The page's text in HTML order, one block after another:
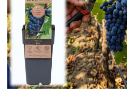
Bulbi de Echinacea
Bulbi de Frezie
Bulbi de Fritillaria
Bulbi de Gaillardia (Kokarda)
Bulbi de Gladiole
Bulbi de Irisi - Stanjenel
Bulbi de Lalele
Păr - Pyrus communis
Smochini - Ficus carica
Viță de Vie - Vitis
Zmeur - Rubus